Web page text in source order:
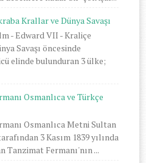
Krallar ve Dünya Savaşı
- Edward VII - Kraliçe
Savaşı öncesinde
elinde bulunduran 3 ülke;
Osmanlıca ve Türkçe
Osmanlıca Metni Sultan
3 Kasım 1839 yılında
Tanzimat Fermanı'nın ...